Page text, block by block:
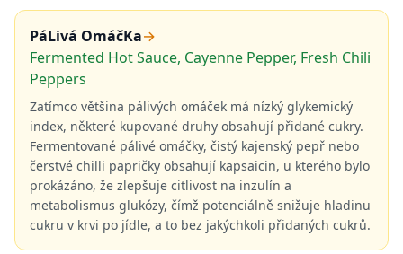
PáLivá OmáčKa→
Fermented Hot Sauce, Cayenne Pepper, Fresh Chili
Peppers
Zatímco většina pálivých omáček má nízký glykemický
index, některé kupované druhy obsahují přidané cukry.
Fermentované pálivé omáčky, čistý kajenský pepř nebo
čerstvé chilli papričky obsahují kapsaicin, u kterého bylo
prokázáno, že zlepšuje citlivost na inzulín a
metabolismus glukózy, čímž potenciálně snižuje hladinu
cukru v krvi po jídle, a to bez jakýchkoli přidaných cukrů.